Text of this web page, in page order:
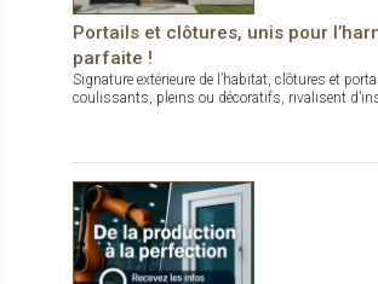
Portails et clôtures, unis pour
parfaite !
Signature extérieure de l’habitat, clôtures et
coulissants, pleins ou décoratifs, rivalisent